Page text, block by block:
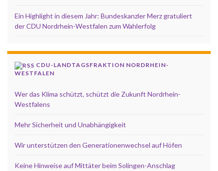
Ein Highlight in diesem Jahr: Bundeskanzler Merz gratuliert
der CDU Nordrhein-Westfalen zum Wahlerfolg
CDU-LANDTAGSFRAKTION NORDRHEIN-
WESTFALEN
Wer das Klima schützt, schützt die Zukunft Nordrhein-
Westfalens
Mehr Sicherheit und Unabhängigkeit
Wir unterstützen den Generationenwechsel auf Höfen
Keine Hinweise auf Mittäter beim Solingen-Anschlag